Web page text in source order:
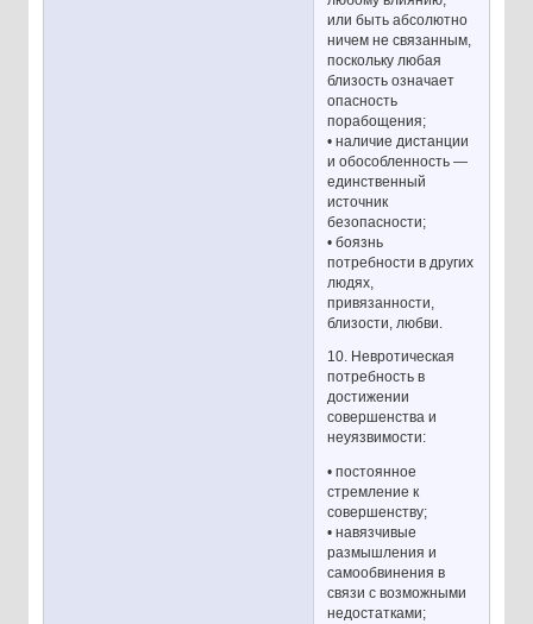
или быть абсолютно
ничем не связанным,
поскольку любая
близость означает
опасность
порабощения;
• наличие дистанции
и обособленность —
единственный
источник
безопасности;
• боязнь
потребности в других
людях,
привязанности,
близости, любви.
10. Невротическая
потребность в
достижении
совершенства и
неуязвимости:
• постоянное
стремление к
совершенству;
• навязчивые
размышления и
самообвинения в
связи с возможными
недостатками;